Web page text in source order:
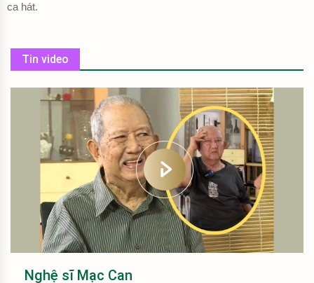
ca hát.
Tin video
Nghệ sĩ Mạc Can